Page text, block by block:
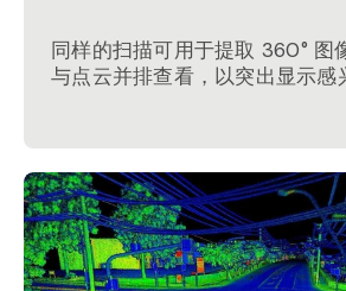
同样的扫描可用于提取 360° 图
与点云并排查看，以突出显示感